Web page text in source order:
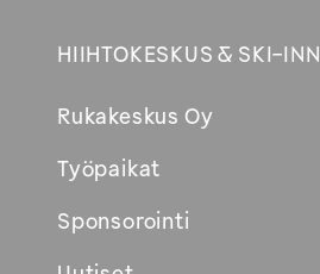
HIIHTOKESKUS & SKI-INN
Rukakeskus Oy
Työpaikat
Sponsorointi